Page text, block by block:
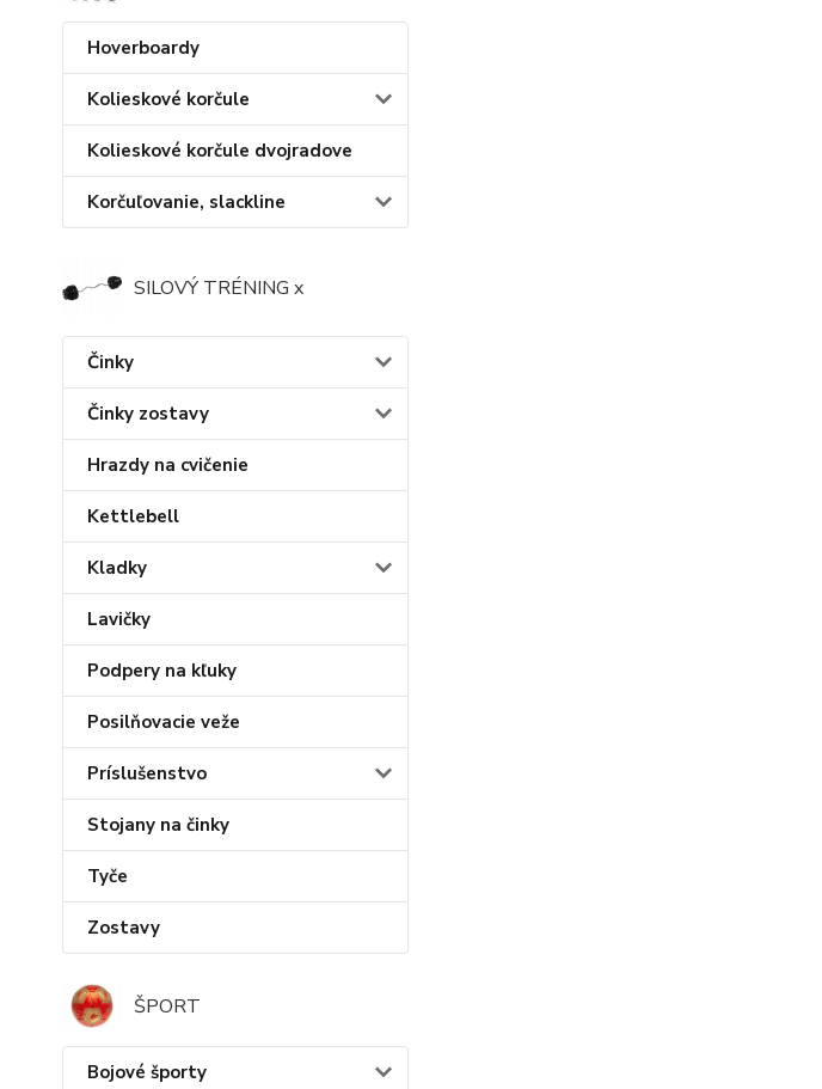
Hoverboardy
Kolieskové korčule
Kolieskové korčule dvojradove
Korčuľovanie, slackline
SILOVÝ TRÉNING x
Činky
Činky zostavy
Hrazdy na cvičenie
Kettlebell
Kladky
Lavičky
Podpery na kľuky
Posilňovacie veže
Príslušenstvo
Stojany na činky
Tyče
Zostavy
ŠPORT
Bojové športy